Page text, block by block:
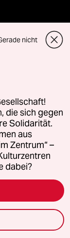
nicht
die sich gegen
Solidarität.
aus
Zentrum“ –
dabei?